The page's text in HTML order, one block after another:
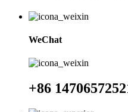
WeChat
+86